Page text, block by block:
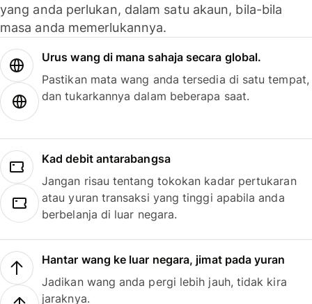
yang anda perlukan, dalam satu akaun, bila-bila
masa anda memerlukannya.
Urus wang di mana sahaja secara global.
Pastikan mata wang anda tersedia di satu tempat,
dan tukarkannya dalam beberapa saat.
Kad debit antarabangsa
Jangan risau tentang tokokan kadar pertukaran
atau yuran transaksi yang tinggi apabila anda
berbelanja di luar negara.
Hantar wang ke luar negara, jimat pada yuran
Jadikan wang anda pergi lebih jauh, tidak kira
jaraknya.